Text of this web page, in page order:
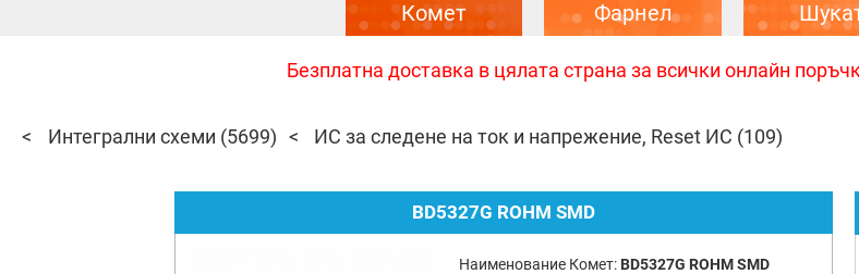
Комет Фарнел
Безплатна доставка в цялата страна за всички онлайн
Интегрални схеми (5699) ИС за следене на ток и напрежение, Reset ИС (109)
BD5327G ROHM SMD
Наименование Комет: BD5327G ROHM SMD